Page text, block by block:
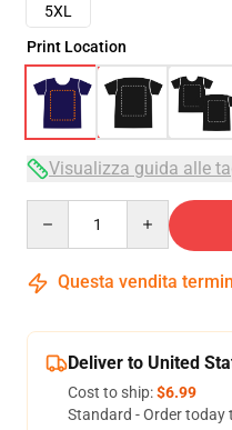
5XL
Print Location
Visualizza guida alle
Questa vendita
Deliver to United
Cost to ship:$6.99
Standard - Order today